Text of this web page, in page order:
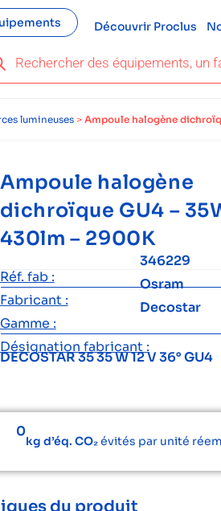
Découvrir Proclus
lumineuses > Ampoule halogène
Ampoule halogène
dichroïque GU4 –
430lm – 2900K
Réf. fab :
346229
Fabricant :
Osram
Gamme :
Decostar
Désignation fabricant :
DECOSTAR 35 35 W 12 V 36° GU4
0
kg d’éq. CO₂évités par unité
du produit